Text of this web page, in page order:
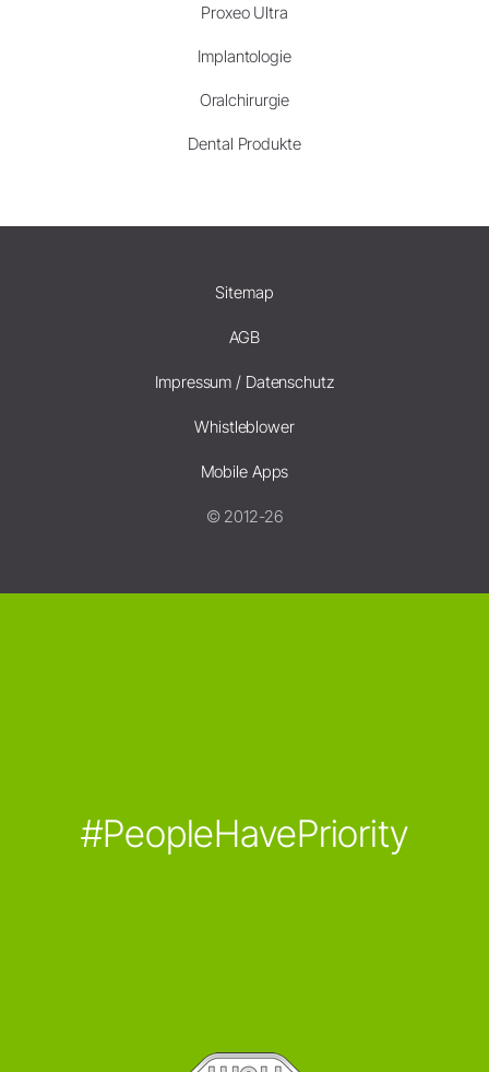
Proxeo Ultra
Implantologie
Oralchirurgie
Dental Produkte
Sitemap
AGB
Impressum / Datenschutz
Whistleblower
Mobile Apps
© 2012-26
#PeopleHavePriority